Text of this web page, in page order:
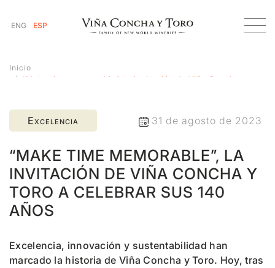
ENG ESP
Inicio
“Make time memorable”, la invitación de Viña Concha y
Excelencia 31 de agosto de 2023
“MAKE TIME MEMORABLE”, LA
INVITACIÓN DE VIÑA CONCHA Y
TORO A CELEBRAR SUS 140
AÑOS
Excelencia, innovación y sustentabilidad han
marcado la historia de Viña Concha y Toro. Hoy, tras